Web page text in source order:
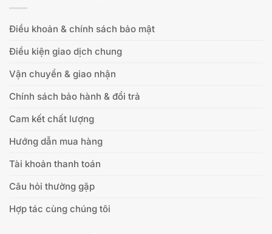
Điều khoản & chính sách bảo mật
Điều kiện giao dịch chung
Vận chuyển & giao nhận
Chính sách bảo hành & đổi trả
Cam kết chất lượng
Hướng dẫn mua hàng
Tài khoản thanh toán
Câu hỏi thường gặp
Hợp tác cùng chúng tôi